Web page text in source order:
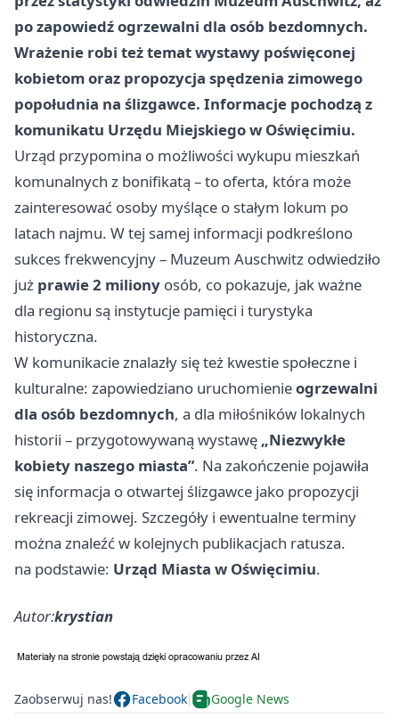
po zapowiedź ogrzewalni dla osób bezdomnych.
Wrażenie robi też temat wystawy poświęconej
kobietom oraz propozycja spędzenia zimowego
popołudnia na ślizgawce. Informacje pochodzą z
komunikatu Urzędu Miejskiego w Oświęcimiu.
Urząd przypomina o możliwości wykupu mieszkań
komunalnych z bonifikatą – to oferta, która może
zainteresować osoby myślące o stałym lokum po
latach najmu. W tej samej informacji podkreślono
sukces frekwencyjny – Muzeum Auschwitz odwiedziło
już prawie 2 miliony osób, co pokazuje, jak ważne
dla regionu są instytucje pamięci i turystyka
historyczna.
W komunikacie znalazły się też kwestie społeczne i
kulturalne: zapowiedziano uruchomienieogrzewalni
dla osób bezdomnych, a dla miłośników lokalnych
historii – przygotowywaną wystawę „Niezwykłe
kobiety naszego miasta”. Na zakończenie pojawiła
się informacja o otwartej ślizgawce jako propozycji
rekreacji zimowej. Szczegóły i ewentualne terminy
można znaleźć w kolejnych publikacjach ratusza.
na podstawie: Urząd Miasta w Oświęcimiu.
Autor:krystian
Zaobserwuj nas! Facebook Google News